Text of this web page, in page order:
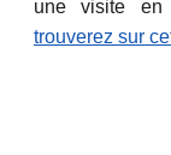
une visite en
trouverez sur